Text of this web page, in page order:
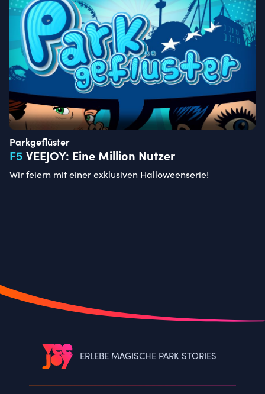
Parkgeflüster
F5 VEEJOY: Eine Million Nutzer
Wir feiern mit einer exklusiven Halloweenserie!
ERLEBE MAGISCHE PARK STORIES